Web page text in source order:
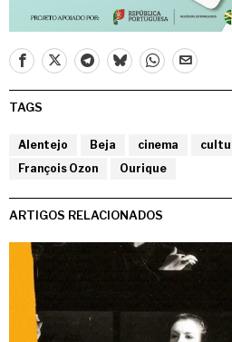
TAGS
Alentejo Beja cinema
François Ozon
Ourique
ARTIGOS RELACIONADOS